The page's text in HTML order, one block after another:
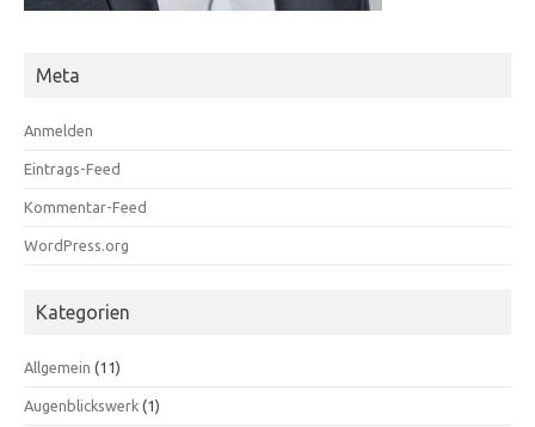
Meta
Anmelden
Eintrags-Feed
Kommentar-Feed
WordPress.org
Kategorien
Allgemein (11)
Augenblickswerk (1)